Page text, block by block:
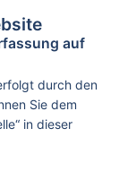
auf
durch den
Sie dem
in dieser